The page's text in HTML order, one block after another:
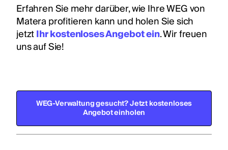
Erfahren Sie mehr darüber, wie Ihre WEG von
Matera profitieren kann und holen Sie sich
jetztIhr kostenloses Angebot ein. Wir freuen
uns auf Sie!
WEG-Verwaltung gesucht? Jetzt kostenloses
Angebot einholen